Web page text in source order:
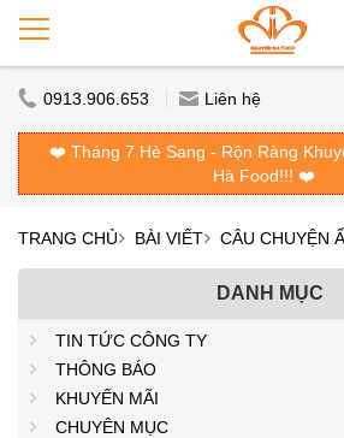
0913.906.653 Liên hệ
❤️ Tháng 7 Hè Sang - Rộn Ràng
Hà Food!!! ❤️
TRANG CHỦ BÀI VIẾT CÂU CHUYỆN
DANH MỤC
TIN TỨC CÔNG TY
THÔNG BÁO
KHUYẾN MÃI
CHUYÊN MỤC